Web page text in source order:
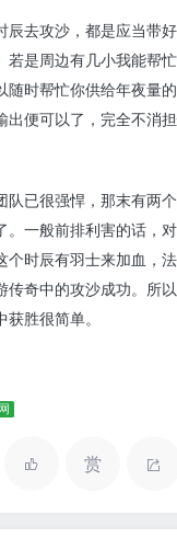
辰去攻沙，都是应当带
若是周边有几小我能帮
随时帮忙你供给年夜量
出便可以了，完全不消担
队已很强悍，那末有两
。一般前排利害的话，
个时辰有羽士来加血，
传奇中的攻沙成功。所
胜很简单。
赏